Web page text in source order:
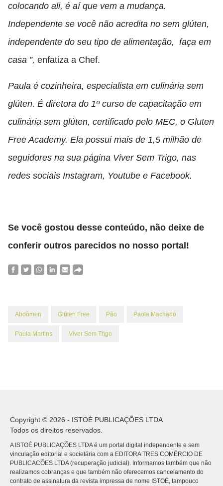
colocando ali, é aí que vem a mudança.
Independente se você não acredita no sem glúten,
independente do seu tipo de alimentação, faça em
casa ”, enfatiza a Chef.
Paula é cozinheira, especialista em culinária sem
glúten. É diretora do 1º curso de capacitação em
culinária sem glúten, certificado pelo MEC, o Gluten
Free Academy. Ela possui mais de 1,5 milhão de
seguidores na sua página Viver Sem Trigo, nas
redes sociais Instagram, Youtube e Facebook.
Se você gostou desse conteúdo, não deixe de
conferir outros parecidos no nosso portal!
Abdômen Glúten Free Pão Paola Machado
Paula Martins Viver Sem Trigo
Copyright © 2026 - ISTOÉ PUBLICAÇÕES LTDA
Todos os direitos reservados.
A ISTOÉ PUBLICAÇÕES LTDA é um portal digital independente e sem
vinculação editorial e societária com a EDITORA TRES COMÉRCIO DE
PUBLICACÕES LTDA (recuperação judicial). Informamos também que não
realizamos cobranças e que também não oferecemos cancelamento do
contrato de assinatura da revista impressa de nome ISTOÉ, tampouco